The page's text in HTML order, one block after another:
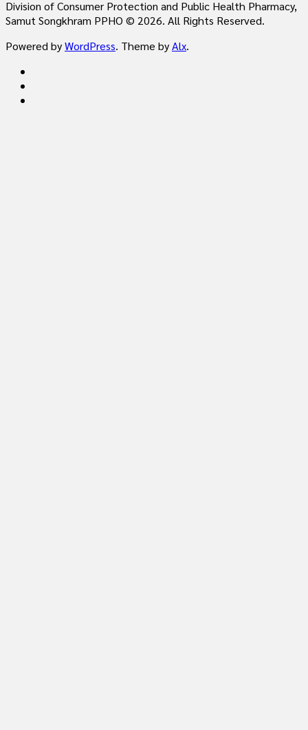
Division of Consumer Protection and Public Health Pharmacy,
Samut Songkhram PPHO © 2026. All Rights Reserved.
Powered byWordPress. Theme byAlx.